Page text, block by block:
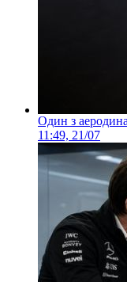
Один з
11:49, 21/07